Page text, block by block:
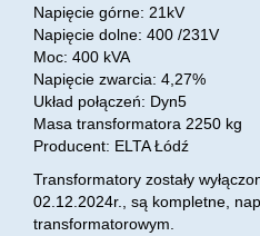
Napięcie górne: 21kV
Napięcie dolne: 400 /231V
Moc: 400 kVA
Napięcie zwarcia: 4,27%
Układ połączeń: Dyn5
Masa transformatora 2250 kg
Producent: ELTA Łódź
Transformatory zostały
02.12.2024r., są kompletne,
transformatorowym.